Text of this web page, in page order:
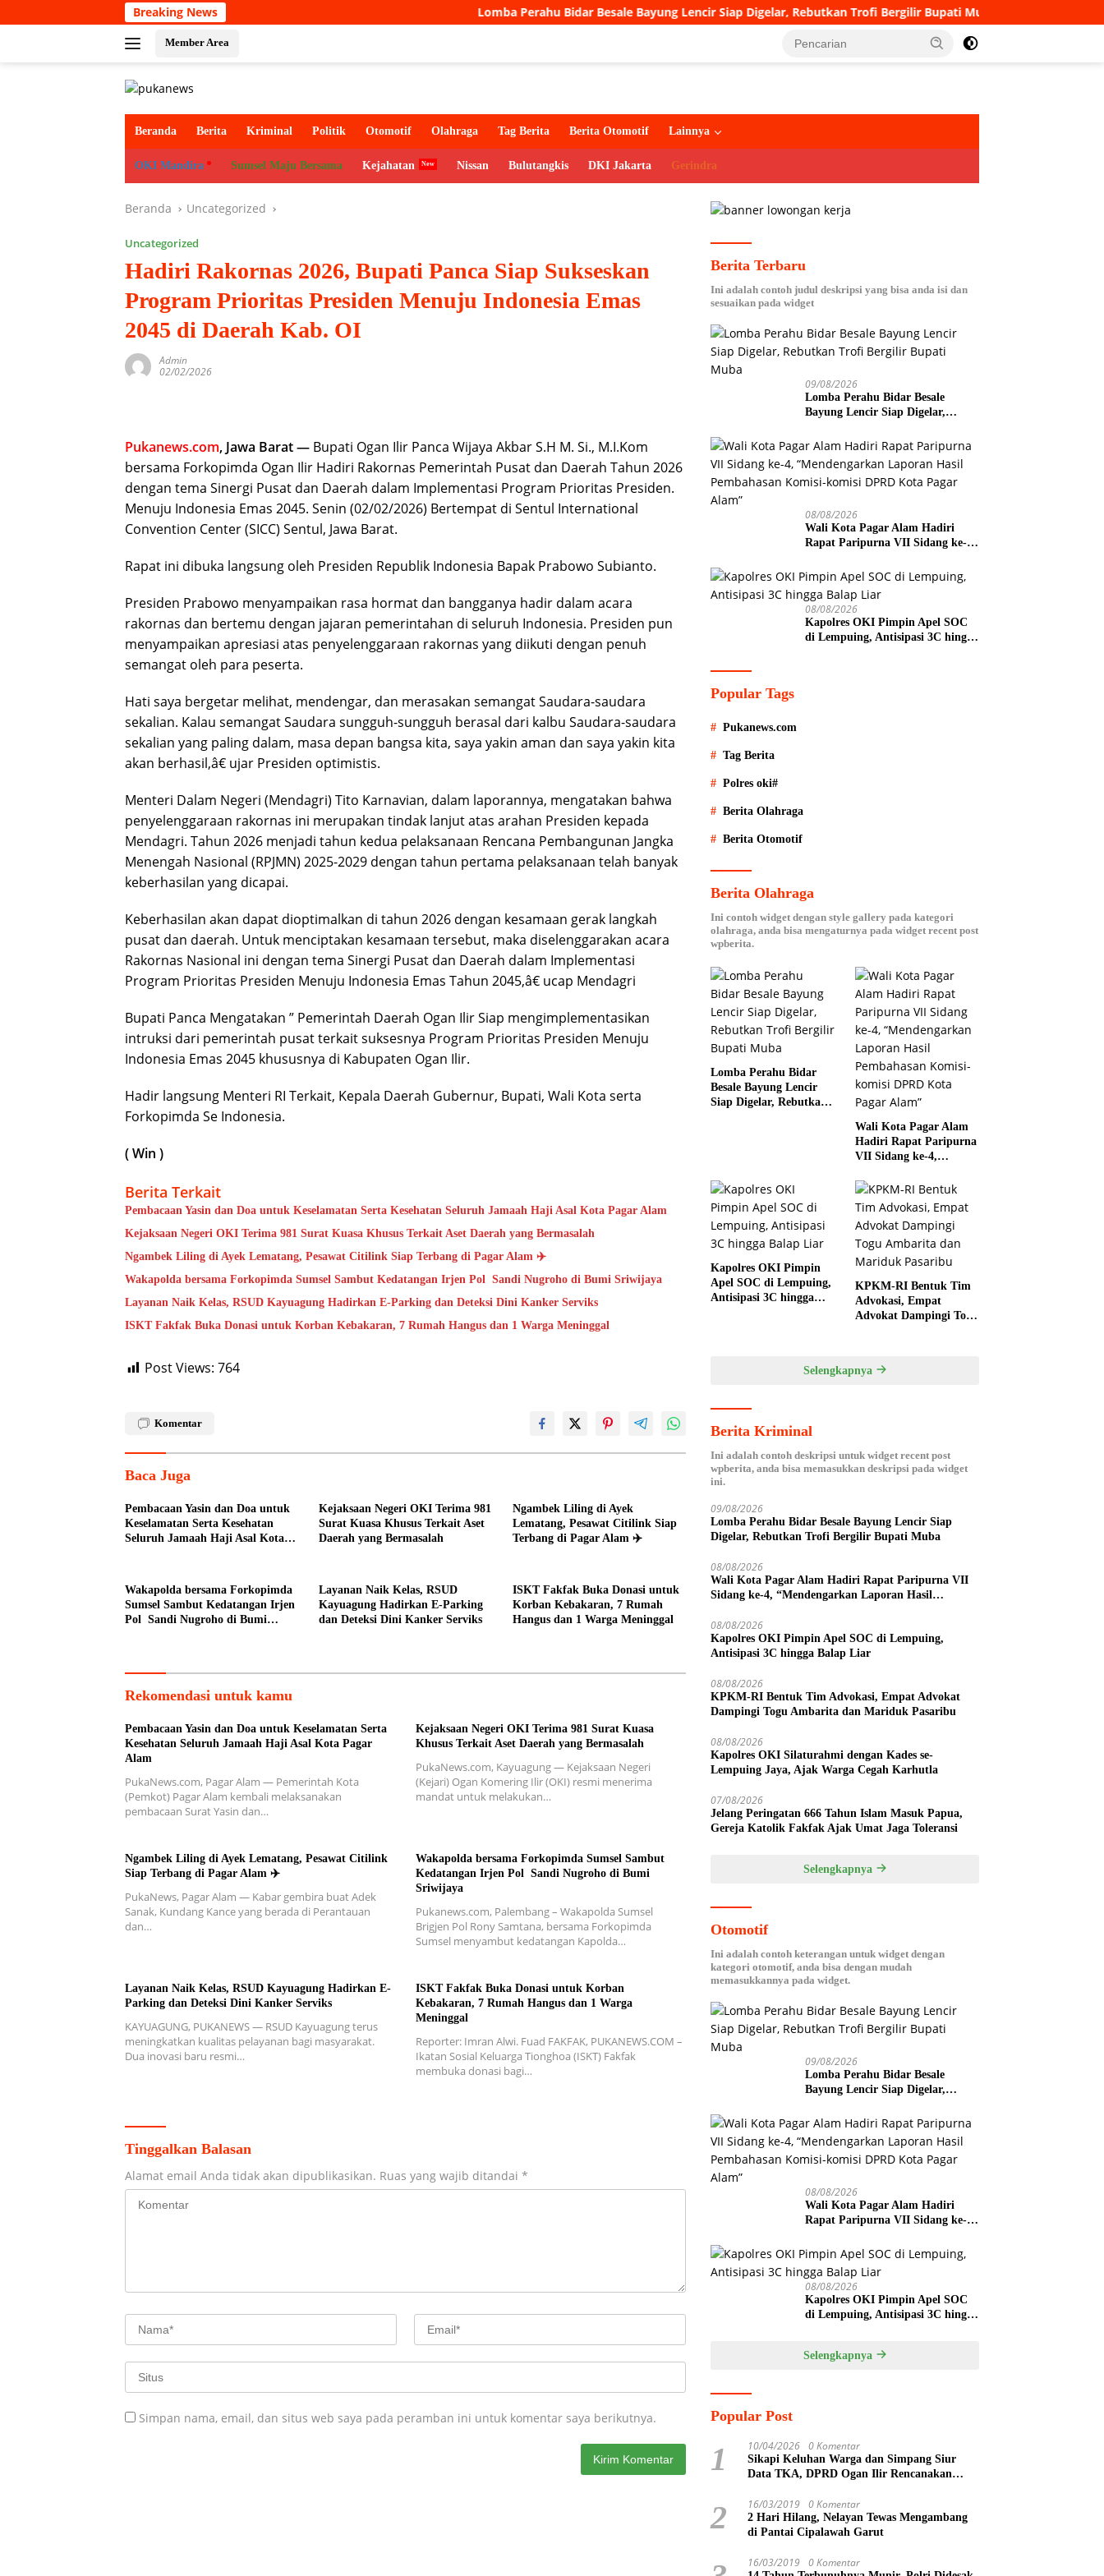
ke
Breaking News Lomba Perahu Bidar Besale Bayung Lencir Siap Digelar, Rebutkan Trofi Bergilir Bupati Muba Wali Kota Pagar Alam
Member Area
Beranda Berita Kriminal Politik Otomotif Olahraga Tag Berita Berita Otomotif Lainnya
OKI Mandira Sumsel Maju Bersama Kejahatan Nissan Bulutangkis DKI Jakarta Gerindra
Beranda Uncategorized
Uncategorized
Hadiri Rakornas 2026, Bupati Panca Siap Sukseskan
Program Prioritas Presiden Menuju Indonesia Emas
2045 di Daerah Kab. OI
Admin
02/02/2026
Pukanews.com, Jawa Barat — Bupati Ogan Ilir Panca Wijaya Akbar S.H M. Si., M.I.Kom
bersama Forkopimda Ogan Ilir Hadiri Rakornas Pemerintah Pusat dan Daerah Tahun 2026
dengan tema Sinergi Pusat dan Daerah dalam Implementasi Program Prioritas Presiden.
Menuju Indonesia Emas 2045. Senin (02/02/2026) Bertempat di Sentul International
Convention Center (SICC) Sentul, Jawa Barat.
Rapat ini dibuka langsung oleh Presiden Republik Indonesia Bapak Prabowo Subianto.
Presiden Prabowo menyampaikan rasa hormat dan bangganya hadir dalam acara
rakornas dan bertemu dengan jajaran pemerintahan di seluruh Indonesia. Presiden pun
menyampaikan apresiasi atas penyelenggaraan rakornas yang diikuti dengan penuh
semangat oleh para peserta.
Hati saya bergetar melihat, mendengar, dan merasakan semangat Saudara-saudara
sekalian. Kalau semangat Saudara sungguh-sungguh berasal dari kalbu Saudara-saudara
sekalian yang paling dalam, masa depan bangsa kita, saya yakin aman dan saya yakin kita
akan berhasil,â€ ujar Presiden optimistis.
Menteri Dalam Negeri (Mendagri) Tito Karnavian, dalam laporannya, mengatakan bahwa
penyelenggaraan rakornas ini merupakan tindak lanjut atas arahan Presiden kepada
Mendagri. Tahun 2026 menjadi tahun kedua pelaksanaan Rencana Pembangunan Jangka
Menengah Nasional (RPJMN) 2025-2029 dengan tahun pertama pelaksanaan telah banyak
keberhasilan yang dicapai.
Keberhasilan akan dapat dioptimalkan di tahun 2026 dengan kesamaan gerak langkah
pusat dan daerah. Untuk menciptakan kesamaan tersebut, maka diselenggarakan acara
Rakornas Nasional ini dengan tema Sinergi Pusat dan Daerah dalam Implementasi
Program Prioritas Presiden Menuju Indonesia Emas Tahun 2045,â€ ucap Mendagri
Bupati Panca Mengatakan ” Pemerintah Daerah Ogan Ilir Siap mengimplementasikan
intruksi dari pemerintah pusat terkait suksesnya Program Prioritas Presiden Menuju
Indonesia Emas 2045 khususnya di Kabupaten Ogan Ilir.
Hadir langsung Menteri RI Terkait, Kepala Daerah Gubernur, Bupati, Wali Kota serta
Forkopimda Se Indonesia.
( Win )
Berita Terkait
Pembacaan Yasin dan Doa untuk Keselamatan Serta Kesehatan Seluruh Jamaah Haji Asal Kota Pagar Alam
Kejaksaan Negeri OKI Terima 981 Surat Kuasa Khusus Terkait Aset Daerah yang Bermasalah
Ngambek Liling di Ayek Lematang, Pesawat Citilink Siap Terbang di Pagar Alam ✈️
Wakapolda bersama Forkopimda Sumsel Sambut Kedatangan Irjen Pol Sandi Nugroho di Bumi Sriwijaya
Layanan Naik Kelas, RSUD Kayuagung Hadirkan E-Parking dan Deteksi Dini Kanker Serviks
ISKT Fakfak Buka Donasi untuk Korban Kebakaran, 7 Rumah Hangus dan 1 Warga Meninggal
Post Views: 764
Komentar
Baca Juga
Pembacaan Yasin dan Doa untuk
Keselamatan Serta Kesehatan
Seluruh Jamaah Haji Asal Kota
Kejaksaan Negeri OKI Terima 981
Surat Kuasa Khusus Terkait Aset
Daerah yang Bermasalah
Ngambek Liling di Ayek
Lematang, Pesawat Citilink Siap
Terbang di Pagar Alam ✈️
Wakapolda bersama Forkopimda
Sumsel Sambut Kedatangan Irjen
Pol Sandi Nugroho di Bumi
Layanan Naik Kelas, RSUD
Kayuagung Hadirkan E-Parking
dan Deteksi Dini Kanker Serviks
ISKT Fakfak Buka Donasi untuk
Korban Kebakaran, 7 Rumah
Hangus dan 1 Warga Meninggal
Rekomendasi untuk kamu
Pembacaan Yasin dan Doa untuk Keselamatan Serta
Kesehatan Seluruh Jamaah Haji Asal Kota Pagar
Alam
PukaNews.com, Pagar Alam — Pemerintah Kota
(Pemkot) Pagar Alam kembali melaksanakan
pembacaan Surat Yasin dan…
Kejaksaan Negeri OKI Terima 981 Surat Kuasa
Khusus Terkait Aset Daerah yang Bermasalah
PukaNews.com, Kayuagung — Kejaksaan Negeri
(Kejari) Ogan Komering Ilir (OKI) resmi menerima
mandat untuk melakukan…
Ngambek Liling di Ayek Lematang, Pesawat Citilink
Siap Terbang di Pagar Alam ✈️
PukaNews, Pagar Alam — Kabar gembira buat Adek
Sanak, Kundang Kance yang berada di Perantauan
dan…
Wakapolda bersama Forkopimda Sumsel Sambut
Kedatangan Irjen Pol Sandi Nugroho di Bumi
Sriwijaya
Pukanews.com, Palembang – Wakapolda Sumsel
Brigjen Pol Rony Samtana, bersama Forkopimda
Sumsel menyambut kedatangan Kapolda…
Layanan Naik Kelas, RSUD Kayuagung Hadirkan E-
Parking dan Deteksi Dini Kanker Serviks
KAYUAGUNG, PUKANEWS — RSUD Kayuagung terus
meningkatkan kualitas pelayanan bagi masyarakat.
Dua inovasi baru resmi…
ISKT Fakfak Buka Donasi untuk Korban
Kebakaran, 7 Rumah Hangus dan 1 Warga
Meninggal
Reporter: Imran Alwi. Fuad FAKFAK, PUKANEWS.COM –
Ikatan Sosial Keluarga Tionghoa (ISKT) Fakfak
membuka donasi bagi…
Tinggalkan Balasan
Alamat email Anda tidak akan dipublikasikan. Ruas yang wajib ditandai *
Simpan nama, email, dan situs web saya pada peramban ini untuk komentar saya berikutnya.
Berita Terbaru
Ini adalah contoh judul deskripsi yang bisa anda isi dan
sesuaikan pada widget
09/08/2026
Lomba Perahu Bidar Besale
Bayung Lencir Siap Digelar,
Muba
08/08/2026
Wali Kota Pagar Alam Hadiri
Rapat Paripurna VII Sidang ke-4,
Pembahasan Komisi-komisi
DPRD Kota Pagar Alam”
08/08/2026
Kapolres OKI Pimpin Apel SOC
di Lempuing, Antisipasi 3C hingga
Popular Tags
Pukanews.com
Tag Berita
Polres oki#
Berita Olahraga
Berita Otomotif
Berita Olahraga
Ini contoh widget dengan style gallery pada kategori
olahraga, anda bisa mengaturnya pada widget recent post
wpberita.
Lomba Perahu Bidar
Besale Bayung Lencir
Siap Digelar, Rebutkan
Wali Kota Pagar Alam
Hadiri Rapat Paripurna
VII Sidang ke-4,
Laporan Hasil
Pembahasan Komisi-
komisi DPRD Kota
Pagar Alam”
Kapolres OKI Pimpin
Apel SOC di Lempuing,
Antisipasi 3C hingga
KPKM-RI Bentuk Tim
Advokasi, Empat
Advokat Dampingi Togu
Selengkapnya
Berita Kriminal
Ini adalah contoh deskripsi untuk widget recent post
wpberita, anda bisa memasukkan deskripsi pada widget
ini.
09/08/2026
Lomba Perahu Bidar Besale Bayung Lencir Siap
Digelar, Rebutkan Trofi Bergilir Bupati Muba
08/08/2026
Wali Kota Pagar Alam Hadiri Rapat Paripurna VII
Sidang ke-4, “Mendengarkan Laporan Hasil
Alam”
08/08/2026
Kapolres OKI Pimpin Apel SOC di Lempuing,
Antisipasi 3C hingga Balap Liar
08/08/2026
KPKM-RI Bentuk Tim Advokasi, Empat Advokat
Dampingi Togu Ambarita dan Mariduk Pasaribu
08/08/2026
Kapolres OKI Silaturahmi dengan Kades se-
Lempuing Jaya, Ajak Warga Cegah Karhutla
07/08/2026
Jelang Peringatan 666 Tahun Islam Masuk Papua,
Gereja Katolik Fakfak Ajak Umat Jaga Toleransi
Selengkapnya
Otomotif
Ini adalah contoh keterangan untuk widget dengan
kategori otomotif, anda bisa dengan mudah
memasukkannya pada widget.
09/08/2026
Lomba Perahu Bidar Besale
Bayung Lencir Siap Digelar,
Muba
08/08/2026
Wali Kota Pagar Alam Hadiri
Rapat Paripurna VII Sidang ke-4,
Pembahasan Komisi-komisi
DPRD Kota Pagar Alam”
08/08/2026
Kapolres OKI Pimpin Apel SOC
di Lempuing, Antisipasi 3C hingga
Selengkapnya
Popular Post
1 10/04/2026 0 Komentar
Sikapi Keluhan Warga dan Simpang Siur
Data TKA, DPRD Ogan Ilir Rencanakan
2 16/03/2019 0 Komentar
2 Hari Hilang, Nelayan Tewas Mengambang
di Pantai Cipalawah Garut
16/03/2019 0 Komentar